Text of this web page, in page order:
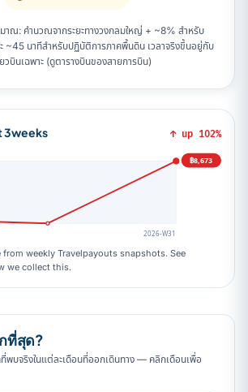
มาณ: คำนวณจากระยะทางวงกลมใหญ่ + ~8% สำหรับ
~45 นาทีสำหรับปฏิบัติการภาคพื้นดิน เวลาจริงขึ้นอยู่กับ
วบินเฉพาะ (ดูตารางบินของสายการบิน)
3weeks ↑ up 102%
฿8,673
2026-W31
weekly Travelpayouts snapshots. See
we collect this.
ที่สุด?
พบจริงในแต่ละเดือนที่ออกเดินทาง — คลิกเดือนเพื่อ